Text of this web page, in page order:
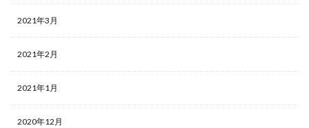
2021年3月
2021年2月
2021年1月
2020年12月